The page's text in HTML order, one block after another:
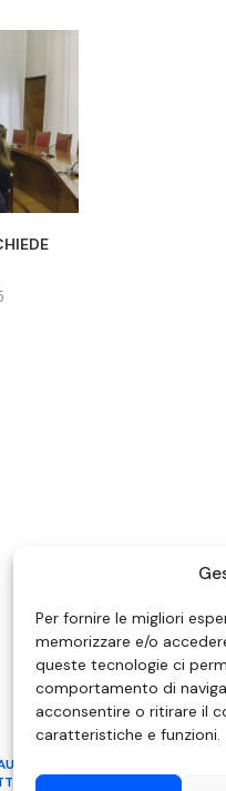
Per fornire le migliori
memorizzare e/o
queste tecnologie ci
comportamento di
acconsentire o ritirare il
caratteristiche e funzioni.
IN
DALLA LEGGE 6 NOVEMBRE